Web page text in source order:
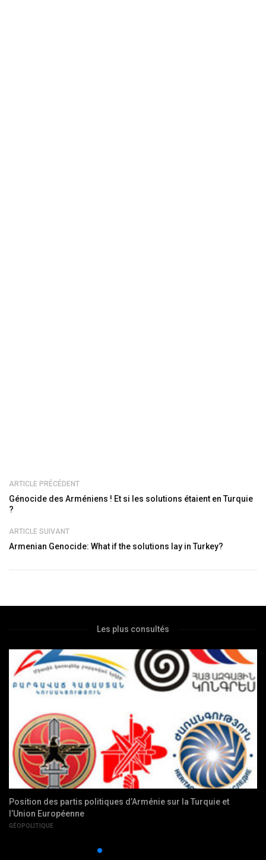
ARTICLE PRÉCÉDENT
Génocide des Arméniens ! Et si les solutions étaient en Turquie
?
ARTICLE SUIVANT
Armenian Genocide: What if the solutions lay in Turkey?
Les plus consultés
Position des partis politiques d’Arménie sur la Turquie et
l’Union Européenne
GÉOPOLITIQUE